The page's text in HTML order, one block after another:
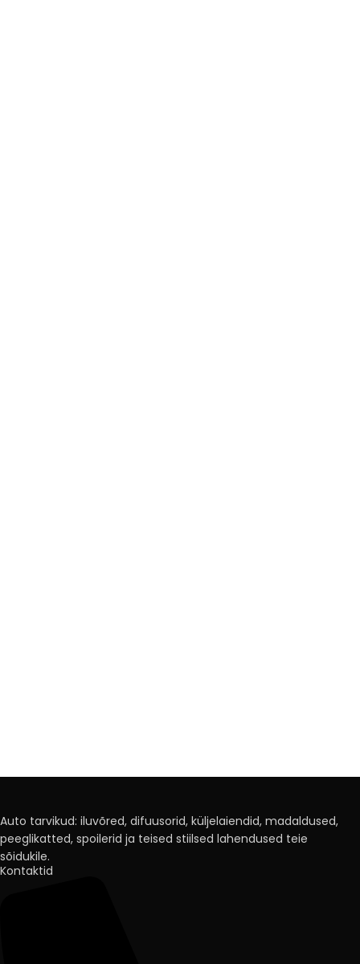
Auto tarvikud: iluvõred, difuusorid, küljelaiendid, madaldused,
peeglikatted, spoilerid ja teised stiilsed lahendused teie
sõidukile.
Kontaktid